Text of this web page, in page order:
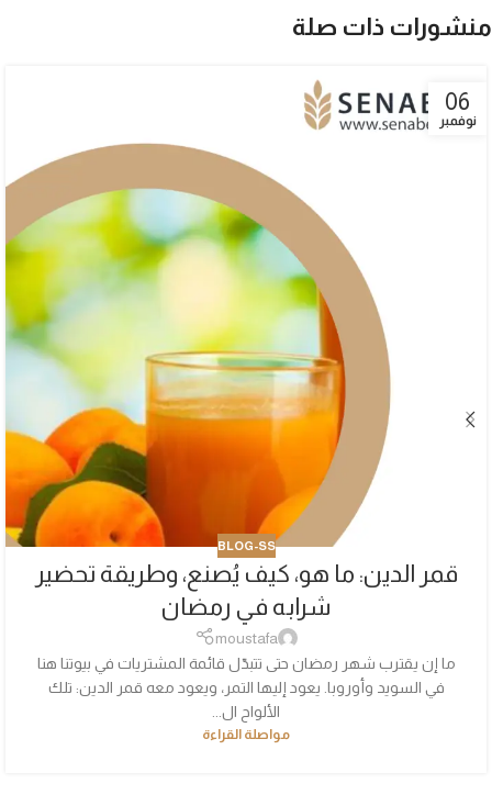
منشورات ذات صلة
06
نوفمبر
BLOG-SS
قمر الدين: ما هو، كيف يُصنع، وطريقة تحضير
شرابه في رمضان
moustafa
ما إن يقترب شهر رمضان حتى تتبدّل قائمة المشتريات في بيوتنا هنا
في السويد وأوروبا. يعود إليها التمر، ويعود معه قمر الدين: تلك
الألواح ال...
مواصلة القراءة